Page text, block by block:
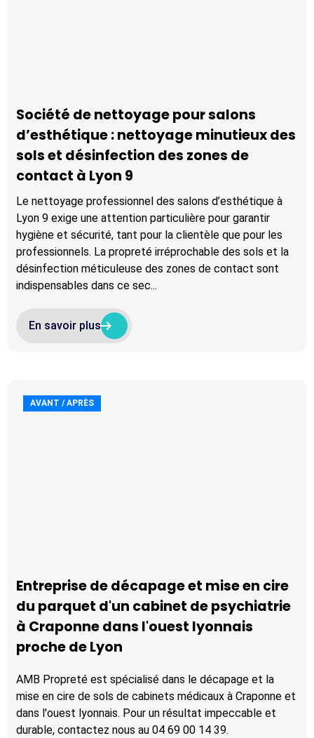
Société de nettoyage pour salons
d’esthétique : nettoyage minutieux des
sols et désinfection des zones de
contact à Lyon 9
Le nettoyage professionnel des salons d’esthétique à
Lyon 9 exige une attention particulière pour garantir
hygiène et sécurité, tant pour la clientèle que pour les
professionnels. La propreté irréprochable des sols et la
désinfection méticuleuse des zones de contact sont
indispensables dans ce sec...
En savoir plus
arrow_right_altarrow_right_alt
AVANT / APRÈS
Entreprise de décapage et mise en cire
du parquet d'un cabinet de psychiatrie
à Craponne dans l'ouest lyonnais
proche de Lyon
AMB Propreté est spécialisé dans le décapage et la
mise en cire de sols de cabinets médicaux à Craponne et
dans l'ouest lyonnais. Pour un résultat impeccable et
durable, contactez nous au 04 69 00 14 39.